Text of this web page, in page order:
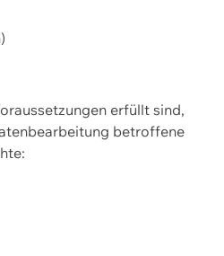
erfüllt sind,
betroffene